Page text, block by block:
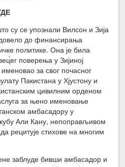
су се упознали Вилсон и Зија
до финансирања
политике. Она је била
поверења у Зијиној
именовао за свог почасног
Пакистана у Хјустону и
цивилним орденом
за њено именовање
амбасадору у
Али Кану, непоправљивом
рецитује стихове на многим
заблуде бивши амбасадор и